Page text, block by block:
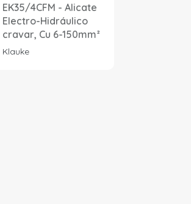
EK35/4CFM - Alicate
Electro-Hidráulico
cravar, Cu 6-150mm²
Klauke